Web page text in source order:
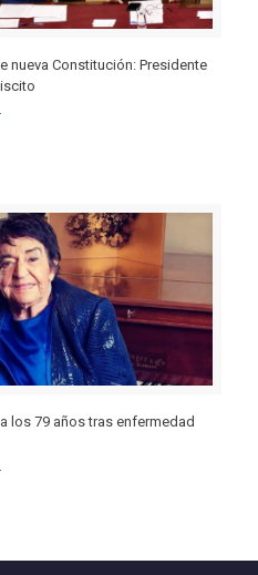
nueva Constitución: Presidente
los 79 años tras enfermedad